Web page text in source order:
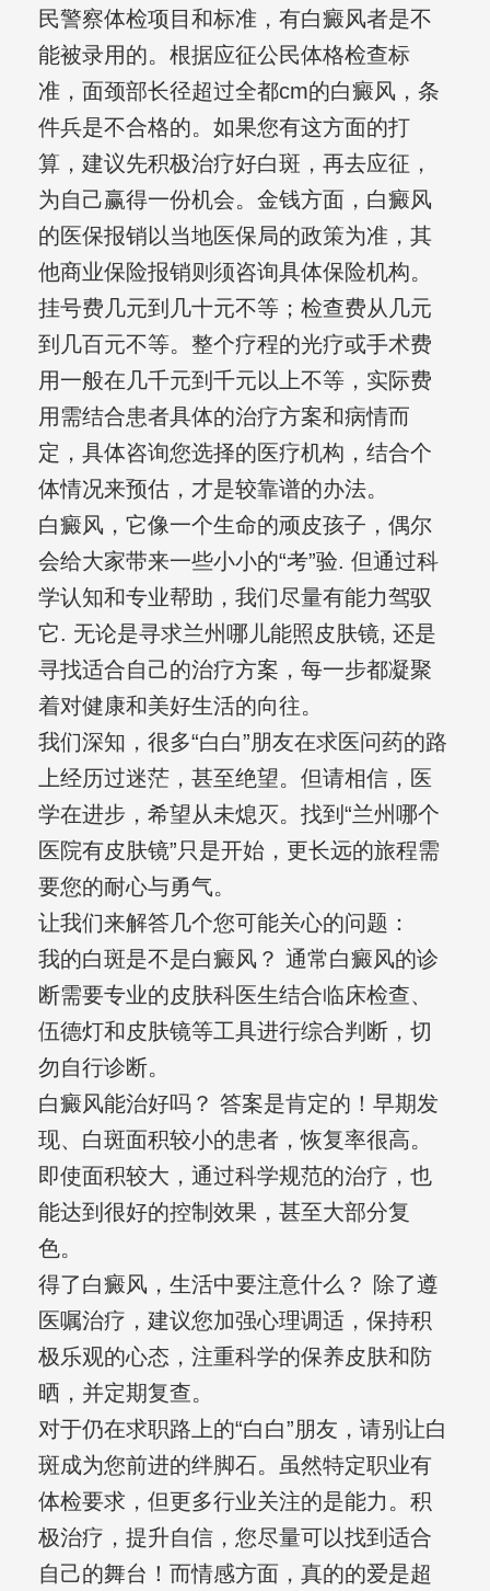
民警察体检项目和标准，有白癜风者是不
能被录用的。根据应征公民体格检查标
准，面颈部长径超过全都cm的白癜风，条
件兵是不合格的。如果您有这方面的打
算，建议先积极治疗好白斑，再去应征，
为自己赢得一份机会。金钱方面，白癜风
的医保报销以当地医保局的政策为准，其
他商业保险报销则须咨询具体保险机构。
挂号费几元到几十元不等；检查费从几元
到几百元不等。整个疗程的光疗或手术费
用一般在几千元到千元以上不等，实际费
用需结合患者具体的治疗方案和病情而
定，具体咨询您选择的医疗机构，结合个
体情况来预估，才是较靠谱的办法。
白癜风，它像一个生命的顽皮孩子，偶尔
会给大家带来一些小小的“考”验. 但通过科
学认知和专业帮助，我们尽量有能力驾驭
它. 无论是寻求兰州哪儿能照皮肤镜, 还是
寻找适合自己的治疗方案，每一步都凝聚
着对健康和美好生活的向往。
我们深知，很多“白白”朋友在求医问药的路
上经历过迷茫，甚至绝望。但请相信，医
学在进步，希望从未熄灭。找到“兰州哪个
医院有皮肤镜”只是开始，更长远的旅程需
要您的耐心与勇气。
让我们来解答几个您可能关心的问题：
我的白斑是不是白癜风？ 通常白癜风的诊
断需要专业的皮肤科医生结合临床检查、
伍德灯和皮肤镜等工具进行综合判断，切
勿自行诊断。
白癜风能治好吗？ 答案是肯定的！早期发
现、白斑面积较小的患者，恢复率很高。
即使面积较大，通过科学规范的治疗，也
能达到很好的控制效果，甚至大部分复
色。
得了白癜风，生活中要注意什么？ 除了遵
医嘱治疗，建议您加强心理调适，保持积
极乐观的心态，注重科学的保养皮肤和防
晒，并定期复查。
对于仍在求职路上的“白白”朋友，请别让白
斑成为您前进的绊脚石。虽然特定职业有
体检要求，但更多行业关注的是能力。积
极治疗，提升自信，您尽量可以找到适合
自己的舞台！而情感方面，真的的爱是超